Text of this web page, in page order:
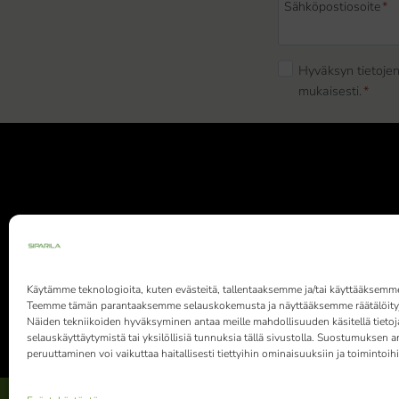
Käytämme teknologioita, kuten evästeitä, tallentaaksemme ja/tai
Teemme tämän parantaaksemme selauskokemusta ja näyttääksemme
Näiden tekniikoiden hyväksyminen antaa meille mahdollisuuden käsitellä
selauskäyttäytymistä tai yksilöllisiä tunnuksia tällä sivustolla. Suostumuksen
peruuttaminen voi vaikuttaa haitallisesti tiettyihin ominaisuuksiin ja
Sähköpostiosoite*
Hyväksyn
mukaisesti. *
Siparila